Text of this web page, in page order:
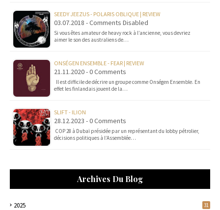
SEEDY JEEZUS - POLARIS OBLIQUE | REVIEW
03.07.2018 - Comments Disabled
Si vous êtes amateur de heavy rock à l’ancienne, vous devriez
aimer le son des australiens de…
ONSÉGEN ENSEMBLE - FEAR | REVIEW
21.11.2020 - 0 Comments
Il est difficile de décrire un groupe comme Onségen Ensemble. En
effet les finlandais jouent de la…
SLIFT - ILION
28.12.2023 - 0 Comments
COP 28 à Dubaï présidée par un représentant du lobby pétrolier,
décisions politiques à l’Assemblée…
Archives Du Blog
2025 31